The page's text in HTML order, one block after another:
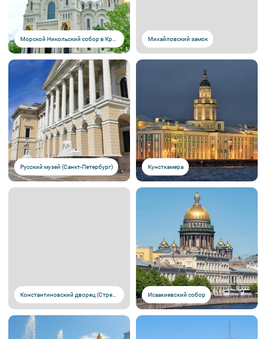
Морской Никольский собор в Кронштадте Михайловский замок
Русский музей (Санкт-Петербург) Кунсткамера
Константиновский дворец (Стрельна) Исаакиевский собор